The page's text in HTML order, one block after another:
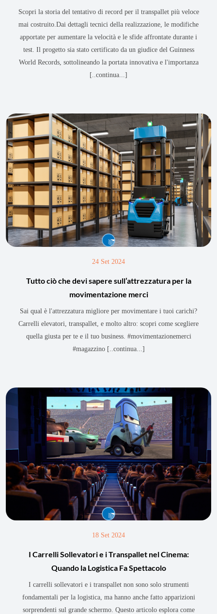
Scopri la storia del tentativo di record per il transpallet più veloce
mai costruito.Dai dettagli tecnici della realizzazione, le modifiche
apportate per aumentare la velocità e le sfide affrontate durante i
test. Il progetto sia stato certificato da un giudice del Guinness
World Records, sottolineando la portata innovativa e l'importanza
[..continua...]
24 Set 2024
Tutto ciò che devi sapere sull’attrezzatura per la
movimentazione merci
Sai qual è l'attrezzatura migliore per movimentare i tuoi carichi?
Carrelli elevatori, transpallet, e molto altro: scopri come scegliere
quella giusta per te e il tuo business. #movimentazionemerci
#magazzino [..continua...]
18 Set 2024
I Carrelli Sollevatori e i Transpallet nel Cinema:
Quando la Logistica Fa Spettacolo
I carrelli sollevatori e i transpallet non sono solo strumenti
fondamentali per la logistica, ma hanno anche fatto apparizioni
sorprendenti sul grande schermo. Questo articolo esplora come